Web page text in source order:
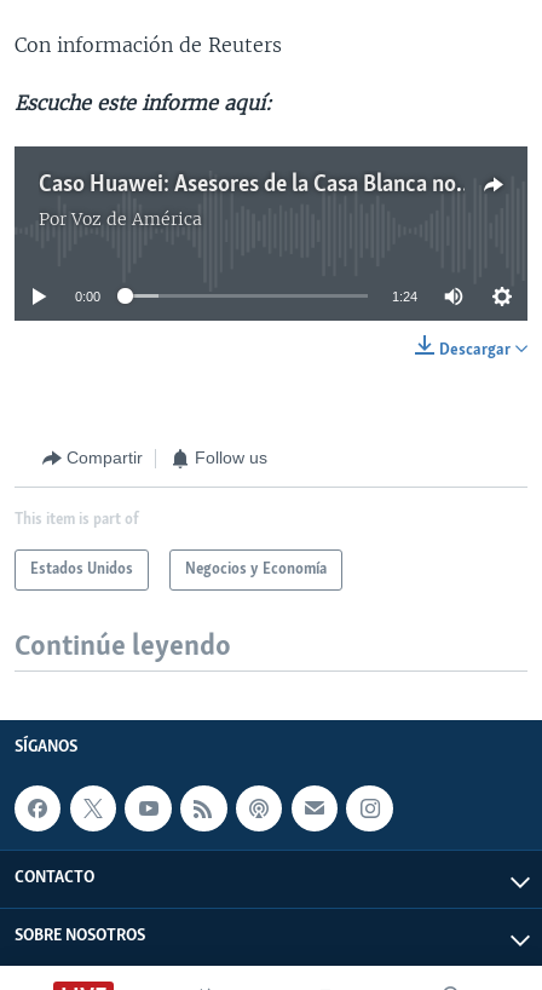
Con información de Reuters
Escuche este informe aquí:
Caso Huawei: Asesores de la Casa Blanca no creen afecte negociaciones con China
PorVoz de América
No media source currently available
0:00 1:24
Descargar
Compartir Follow us
This item is part of
Estados Unidos Negocios y Economía
Continúe leyendo
SÍGANOS
CONTACTO
SOBRE NOSOTROS